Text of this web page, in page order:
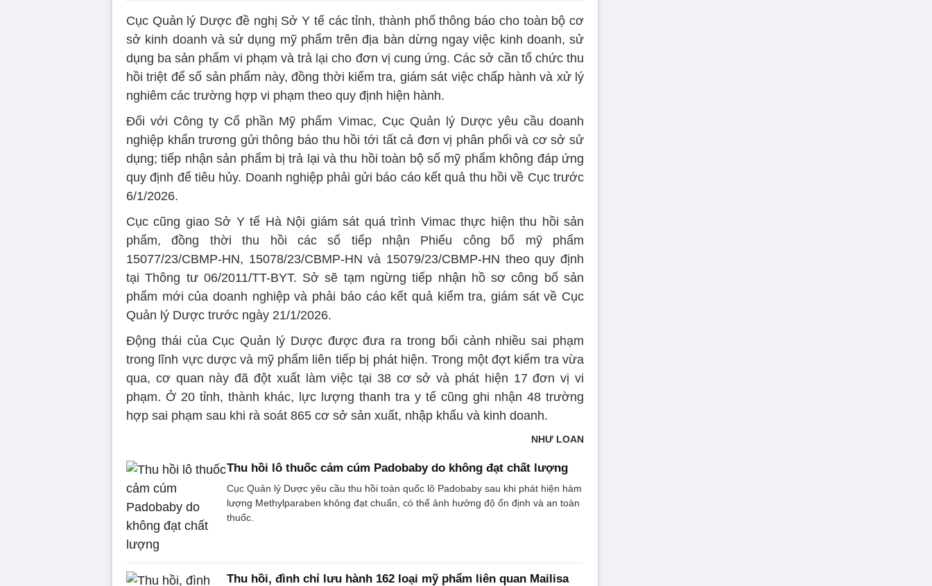
Cục Quản lý Dược đề nghị Sở Y tế các tỉnh, thành phố thông báo cho toàn bộ cơ
sở kinh doanh và sử dụng mỹ phẩm trên địa bàn dừng ngay việc kinh doanh, sử
dụng ba sản phẩm vi phạm và trả lại cho đơn vị cung ứng. Các sở cần tổ chức thu
hồi triệt để số sản phẩm này, đồng thời kiểm tra, giám sát việc chấp hành và xử lý
nghiêm các trường hợp vi phạm theo quy định hiện hành.
Đối với Công ty Cổ phần Mỹ phẩm Vimac, Cục Quản lý Dược yêu cầu doanh
nghiệp khẩn trương gửi thông báo thu hồi tới tất cả đơn vị phân phối và cơ sở sử
dụng; tiếp nhận sản phẩm bị trả lại và thu hồi toàn bộ số mỹ phẩm không đáp ứng
quy định để tiêu hủy. Doanh nghiệp phải gửi báo cáo kết quả thu hồi về Cục trước
6/1/2026.
Cục cũng giao Sở Y tế Hà Nội giám sát quá trình Vimac thực hiện thu hồi sản
phẩm, đồng thời thu hồi các số tiếp nhận Phiếu công bố mỹ phẩm
15077/23/CBMP-HN, 15078/23/CBMP-HN và 15079/23/CBMP-HN theo quy định
tại Thông tư 06/2011/TT-BYT. Sở sẽ tạm ngừng tiếp nhận hồ sơ công bố sản
phẩm mới của doanh nghiệp và phải báo cáo kết quả kiểm tra, giám sát về Cục
Quản lý Dược trước ngày 21/1/2026.
Động thái của Cục Quản lý Dược được đưa ra trong bối cảnh nhiều sai phạm
trong lĩnh vực dược và mỹ phẩm liên tiếp bị phát hiện. Trong một đợt kiểm tra vừa
qua, cơ quan này đã đột xuất làm việc tại 38 cơ sở và phát hiện 17 đơn vị vi
phạm. Ở 20 tỉnh, thành khác, lực lượng thanh tra y tế cũng ghi nhận 48 trường
hợp sai phạm sau khi rà soát 865 cơ sở sản xuất, nhập khẩu và kinh doanh.
NHƯ LOAN
Thu hồi lô thuốc cảm cúm Padobaby do không đạt chất lượng
Cục Quản lý Dược yêu cầu thu hồi toàn quốc lô Padobaby sau khi phát hiện hàm
lượng Methylparaben không đạt chuẩn, có thể ảnh hưởng độ ổn định và an toàn
thuốc.
Thu hồi, đình chỉ lưu hành 162 loại mỹ phẩm liên quan Mailisa